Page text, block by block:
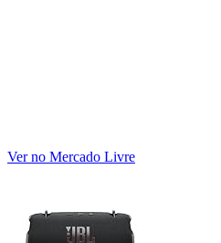
Ver no Mercado Livre